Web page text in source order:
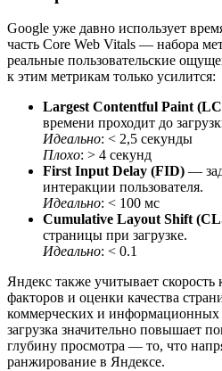
Google уже давно использует
часть Core Web Vitals — набора
реальные пользовательские
к этим метрикам только усилится:
Largest Contentful Paint
времени проходит до
Идеально: < 2,5 секунды
Плохо: > 4 секунд
First Input Delay (FID) —
интеракции пользователя.
Идеально: < 100 мс
Cumulative Layout Shift
страницы при загрузке.
Идеально: < 0.1
Яндекс также учитывает скорость
факторов и оценки качества
коммерческих и информационных
загрузка значительно повышает
глубину просмотра — то, что
ранжирование в Яндексе.